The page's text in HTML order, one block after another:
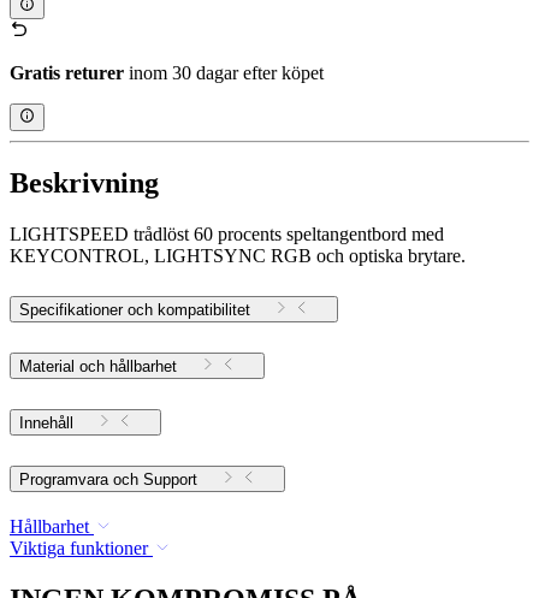
Gratis returer inom 30 dagar efter köpet
Beskrivning
LIGHTSPEED trådlöst 60 procents speltangentbord med
KEYCONTROL, LIGHTSYNC RGB och optiska brytare.
Specifikationer och kompatibilitet
Material och hållbarhet
Innehåll
Programvara och Support
Hållbarhet
Viktiga funktioner